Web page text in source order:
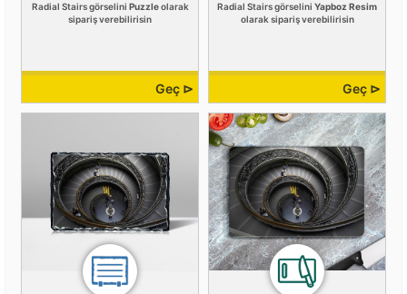
Radial Stairs görselini Puzzleolarak
sipariş verebilirisin
Geç ⊳
Radial Stairs görselini Yapboz Resim
olarak sipariş verebilirisin
Geç ⊳